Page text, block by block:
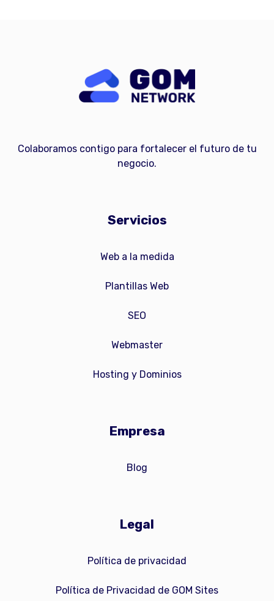
Colaboramos contigo para fortalecer el futuro de tu
negocio.
Servicios
Web a la medida
Plantillas Web
SEO
Webmaster
Hosting y Dominios
Empresa
Blog
Legal
Política de privacidad
Política de Privacidad de GOM Sites